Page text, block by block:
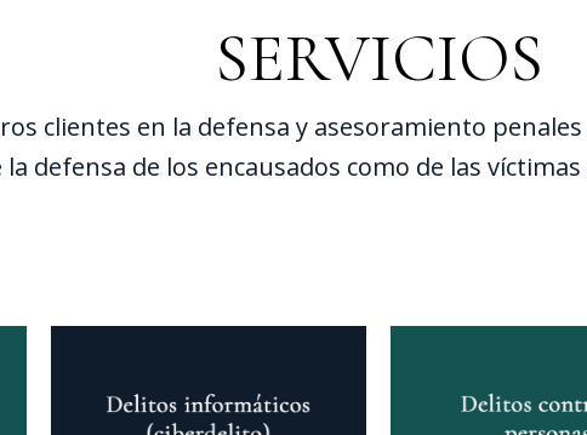
SERVICIOS
clientes en la defensa y asesoramiento
defensa de los encausados como de las